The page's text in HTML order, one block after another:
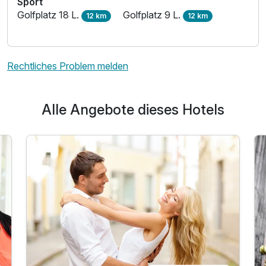
Golfplatz 18 L. 12 km Golfplatz 9 L. 12 km
Rechtliches Problem melden
Alle Angebote dieses Hotels